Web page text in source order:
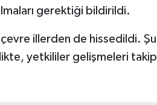
gerektiği bildirildi.
illerden de hissedildi. Şu
yetkililer gelişmeleri takip